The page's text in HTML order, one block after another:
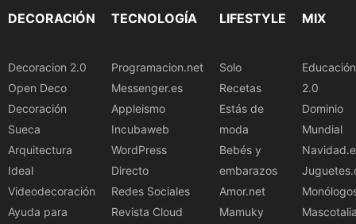
DECORACIÓN
Decoracion 2.0
Open Deco
Decoración
Sueca
Arquitectura
Ideal
Videodecoración
Ayuda para
TECNOLOGÍA
Programacion.net
Messenger.es
Appleismo
Incubaweb
WordPress
Directo
Redes Sociales
Revista Cloud
LIFESTYLE
Solo
Recetas
Estás de
moda
Bebés y
embarazos
Amor.net
Mamuky
MIX
Educación
2.0
Dominio
Mundial